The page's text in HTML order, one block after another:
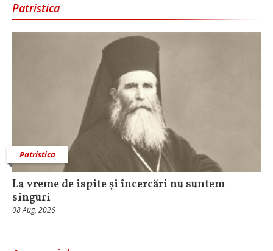
Patristica
Patristica
La vreme de ispite și încercări nu suntem
singuri
08 Aug, 2026